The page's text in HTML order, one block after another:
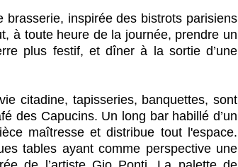
brasserie, inspirée des bistrots parisiens
à toute heure de la journée, prendre un
plus festif, et dîner à la sortie d’une
citadine, tapisseries, banquettes, sont
des Capucins. Un long bar habillé d’un
maîtresse et distribue tout l'espace.
tables ayant comme perspective une